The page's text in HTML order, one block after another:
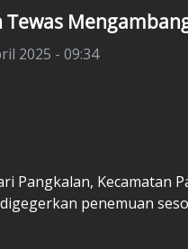
2025 - 09:34
Pangkalan, Kecamatan
penemuan